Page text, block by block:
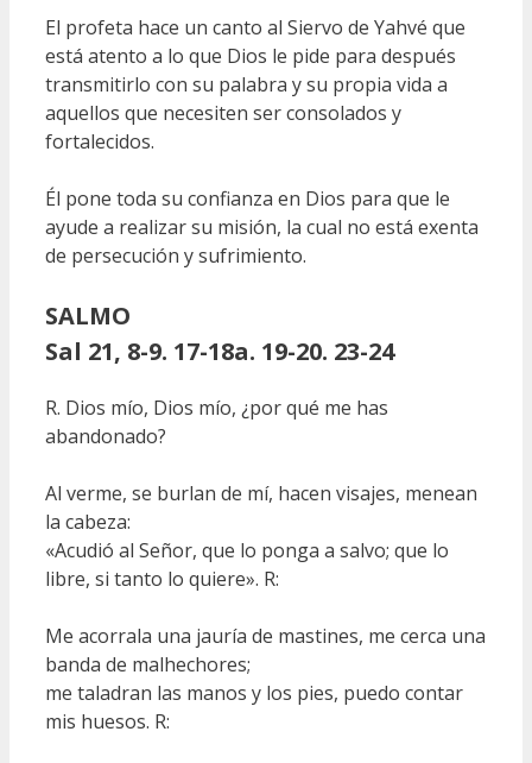
El profeta hace un canto al Siervo de Yahvé que
está atento a lo que Dios le pide para después
transmitirlo con su palabra y su propia vida a
aquellos que necesiten ser consolados y
fortalecidos.
Él pone toda su confianza en Dios para que le
ayude a realizar su misión, la cual no está exenta
de persecución y sufrimiento.
SALMO
Sal 21, 8-9. 17-18a. 19-20. 23-24
R. Dios mío, Dios mío, ¿por qué me has
abandonado?
Al verme, se burlan de mí, hacen visajes, menean
la cabeza:
«Acudió al Señor, que lo ponga a salvo; que lo
libre, si tanto lo quiere». R:
Me acorrala una jauría de mastines, me cerca una
banda de malhechores;
me taladran las manos y los pies, puedo contar
mis huesos. R: